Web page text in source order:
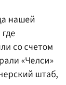
нашей
со счетом
«Челси»
штаб,